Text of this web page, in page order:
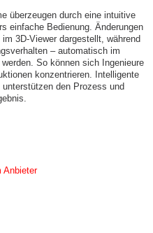
überzeugen durch eine intuitive
einfache Bedienung. Änderungen
3D‑Viewer dargestellt, während
– automatisch im
So können sich Ingenieure
konzentrieren. Intelligente
den Prozess und
Anbieter